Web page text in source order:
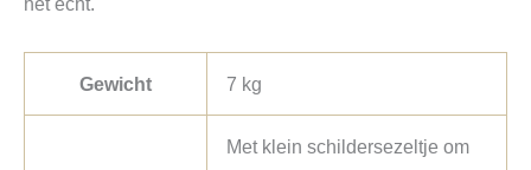
Gewicht 7 kg
Met klein schildersezeltje om